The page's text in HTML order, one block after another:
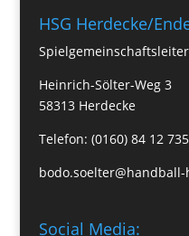
HSG Herdecke/
Heinrich-Sölter-Weg 3
58313 Herdecke
Telefon: (0160) 84 12 735
Social Media: